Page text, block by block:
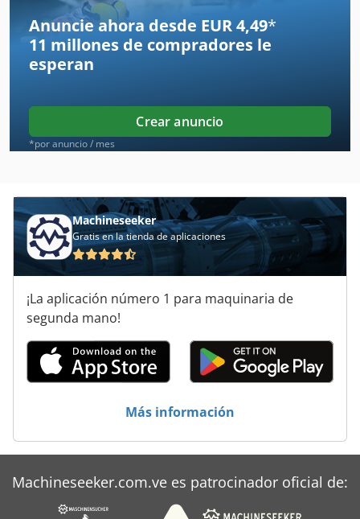
Ahlmann Az 10
Ahlmann Az 150
Ahwi Uzm 580
Alineación De Rueda
Almi Al 33
Alzmetall Ac 32
Alztronic 14
Amazone Ad 402
Ammann Av 12
Ammann Av 20
Emcomat 14 D
Herramienta De Máquina
Tnl 12
Anuncie ahora desde EUR 4,49*
11 millones de compradores le
esperan
Crear anuncio
*por anuncio / mes
Machineseeker
Gratis en la tienda de aplicaciones
¡La aplicación número 1 para maquinaria de
segunda mano!
Más información
Machineseeker.com.ve es patrocinador oficial de: